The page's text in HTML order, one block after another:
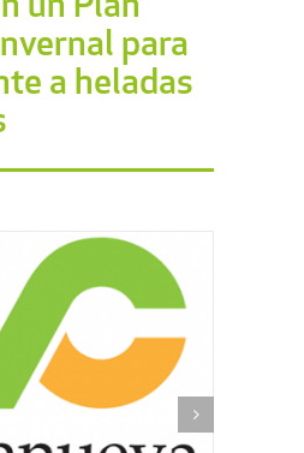
un Plan
para
a heladas